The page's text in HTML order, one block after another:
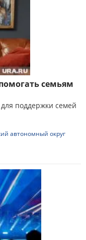
семьям
поддержки семей
автономный округ